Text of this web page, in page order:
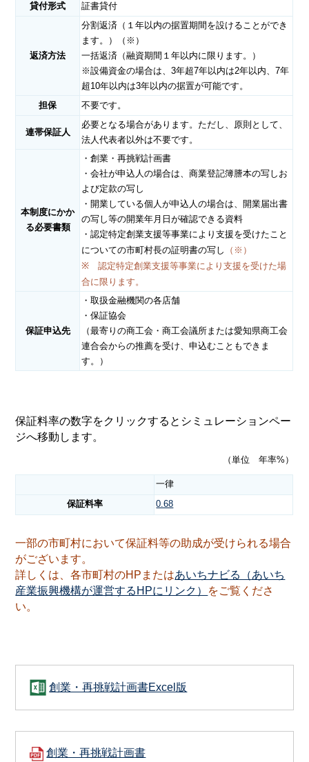
貸付形式
証書貸付
返済方法
分割返済（１年以内の据置期間を設けることができ
ます。）（※）
一括返済（融資期間１年以内に限ります。）
※設備資金の場合は、3年超7年以内は2年以内、7年
超10年以内は3年以内の据置が可能です。
担保
不要です。
連帯保証人
必要となる場合があります。ただし、原則として、
法人代表者以外は不要です。
本制度にかか
る必要書類
・創業・再挑戦計画書
・会社が申込人の場合は、商業登記簿謄本の写しお
よび定款の写し
・開業している個人が申込人の場合は、開業届出書
の写し等の開業年月日が確認できる資料
・認定特定創業支援等事業により支援を受けたこと
についての市町村長の証明書の写し
（ ※）
※ 認定特定創業支援等事業により支援を受けた場
合に限ります。
保証申込先
・取扱金融機関の各店舗
・保証協会
（最寄りの商工会・商工会議所または愛知県商工会
連合会からの推薦を受け、申込むこともできま
す。）
保証料率の数字をクリックするとシミュレーションペー
ジへ移動します。
（単位 年率%）
一律
保証料率
0.68
一部の市町村において保証料等の助成が受けられる場合
がございます。
詳しくは、各市町村のHPまたはあいちナビる（あいち
産業振興機構が運営するHPにリンク） をご覧くださ
い。
創業・再挑戦計画書Excel版
創業・再挑戦計画書